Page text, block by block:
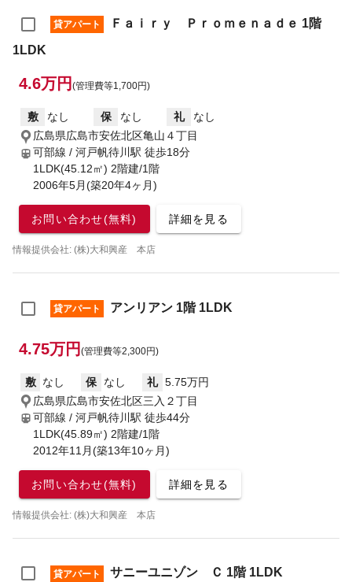
貸アパート
Ｆａｉｒｙ Ｐｒｏｍｅｎａｄｅ 1階
1LDK
4.6万円 (管理費等1,700円)
敷 なし 保 なし 礼
なし
広島県広島市安佐北区亀山４丁目
可部線 / 河戸帆待川駅 徒歩18分
1LDK(45.12㎡) 2階建/1階
2006年5月(築20年4ヶ月)
お問い合わせ(無料) 詳細を見る
情報提供会社: (株)大和興産 本店
貸アパート アンリアン 1階 1LDK
4.75万円 (管理費等2,300円)
敷 なし 保 なし 礼 5.75万円
広島県広島市安佐北区三入２丁目
可部線 / 河戸帆待川駅 徒歩44分
1LDK(45.89㎡) 2階建/1階
2012年11月(築13年10ヶ月)
お問い合わせ(無料) 詳細を見る
情報提供会社: (株)大和興産 本店
貸アパート サニーユニゾン Ｃ 1階 1LDK